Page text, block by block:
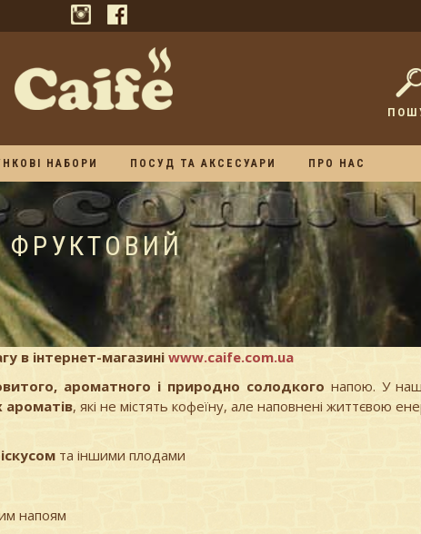
НАБОРИ ПОСУД ТА АКСЕСУАРИ ПРО НАС
ФРУКТОВИЙ
в інтернет-магазині www.caife.com.ua
ароматного і природно солодкого напою. У
ароматів, які не містять кофеїну, але наповнені життєвою
та іншими плодами
напоям